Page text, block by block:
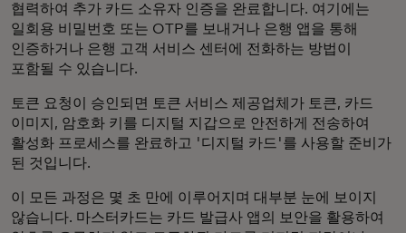
협력하여 추가 카드 소유자 인증을 완료합니다. 여기에는
일회용 비밀번호 또는 OTP를 보내거나 은행 앱을 통해
인증하거나 은행 고객 서비스 센터에 전화하는 방법이
포함될 수 있습니다.
토큰 요청이 승인되면 토큰 서비스 제공업체가 토큰, 카드
이미지, 암호화 키를 디지털 지갑으로 안전하게 전송하여
활성화 프로세스를 완료하고 '디지털 카드'를 사용할 준비가
된 것입니다.
이 모든 과정은 몇 초 만에 이루어지며 대부분 눈에 보이지
않습니다. 마스터카드는 카드 발급사 앱의 보안을 활용하여